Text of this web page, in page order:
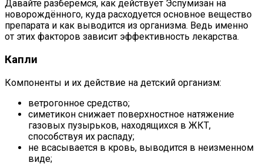
Давайте разберёмся, как действует Эспумизан на
новорождённого, куда расходуется основное вещество
препарата и как выводится из организма. Ведь именно
от этих факторов зависит эффективность лекарства.
Капли
Компоненты и их действие на детский организм:
ветрогонное средство;
симетикон снижает поверхностное натяжение
газовых пузырьков, находящихся в ЖКТ,
способствуя их распаду;
не всасывается в кровь, выводится в неизменном
виде;